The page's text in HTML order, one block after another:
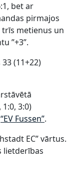
bet ar
pirmajos
metienus un
”+3”.
(11+22)
3:0)
“EV Fussen”.
EC” vārtus.
lietderības